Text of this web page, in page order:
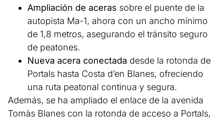
Ampliación de aceras sobre el puente de la
autopista Ma-1, ahora con un ancho mínimo
de 1,8 metros, asegurando el tránsito seguro
de peatones.
Nueva acera conectada desde la rotonda de
Portals hasta Costa d’en Blanes, ofreciendo
una ruta peatonal continua y segura.
Además, se ha ampliado el enlace de la avenida
Tomàs Blanes con la rotonda de acceso a Portals,